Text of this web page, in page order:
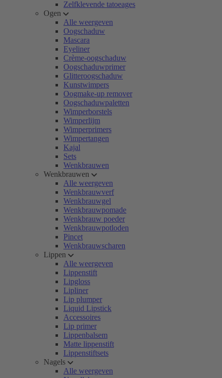
Zelfklevende tatoeages
Ogen
Alle weergeven
Oogschaduw
Mascara
Eyeliner
Crème-oogschaduw
Oogschaduwprimer
Glitteroogschaduw
Kunstwimpers
Oogmake-up remover
Oogschaduwpaletten
Wimperborstels
Wimperlijm
Wimperprimers
Wimpertangen
Kajal
Sets
Wenkbrauwen
Wenkbrauwen
Alle weergeven
Wenkbrauwverf
Wenkbrauwgel
Wenkbrauwpomade
Wenkbrauw poeder
Wenkbrauwpotloden
Pincet
Wenkbrauwscharen
Lippen
Alle weergeven
Lippenstift
Lipgloss
Lipliner
Lip plumper
Liquid Lipstick
Accessoires
Lip primer
Lippenbalsem
Matte lippenstift
Lippenstiftsets
Nagels
Alle weergeven